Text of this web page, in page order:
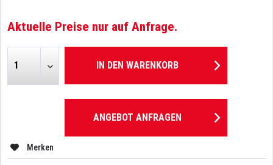
Aktuelle Preise nur auf Anfrage.
IN DEN WARENKORB
ANGEBOT ANFRAGEN
Merken